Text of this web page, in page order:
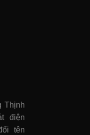
Thịnh
điện
tên